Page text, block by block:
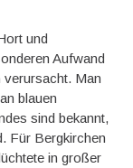
und
Aufwand
verursacht. Man
blauen
sind bekannt,
Für Bergkirchen
in großer